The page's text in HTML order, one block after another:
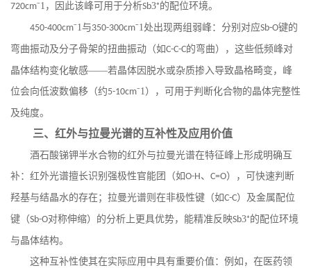
720cm⁻1，因此该峰可用于分析Sb3⁺的配位环境。
450-400cm⁻1与350-300cm⁻1处出现两组弱峰：分别对应Sb-O键的
弯曲振动及分子骨架的扭曲振动（如C-C-C的弯曲），这些低频峰对
晶体结构变化敏感——若晶体因脱水或杂质掺入导致晶格畸变，峰
位会向低波数偏移（约5-10cm⁻1），可用于判断化合物的晶体完整性
及纯度。
三、红外与拉曼光谱的互补性及应用价值
酒石酸锑钾半水合物的红外与拉曼光谱在特征峰上形成明确互
补：红外光谱擅长识别强极性官能团（如O-H、 C=O），可快速判断
羟基与结晶水的存在；拉曼光谱则在非极性键（如C-C）及金属配位
键（Sb-O对称伸缩）的分析上更具优势，能精准反映Sb3⁺的配位环境
与晶体结构。
这种互补性使其在实际应用中具有重要价值：例如，在医药领